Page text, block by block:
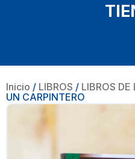
Inicio / LIBROS / LIBROS DE
UN CARPINTERO